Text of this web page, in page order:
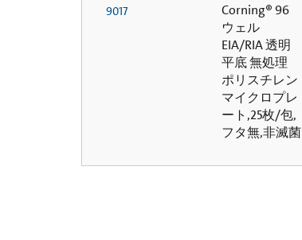
9017
Corning® 96
ウェル
EIA/RIA 透明
平底 無処理
ポリスチレン
マイクロプレ
ート,25枚/包,
フタ無,非滅菌